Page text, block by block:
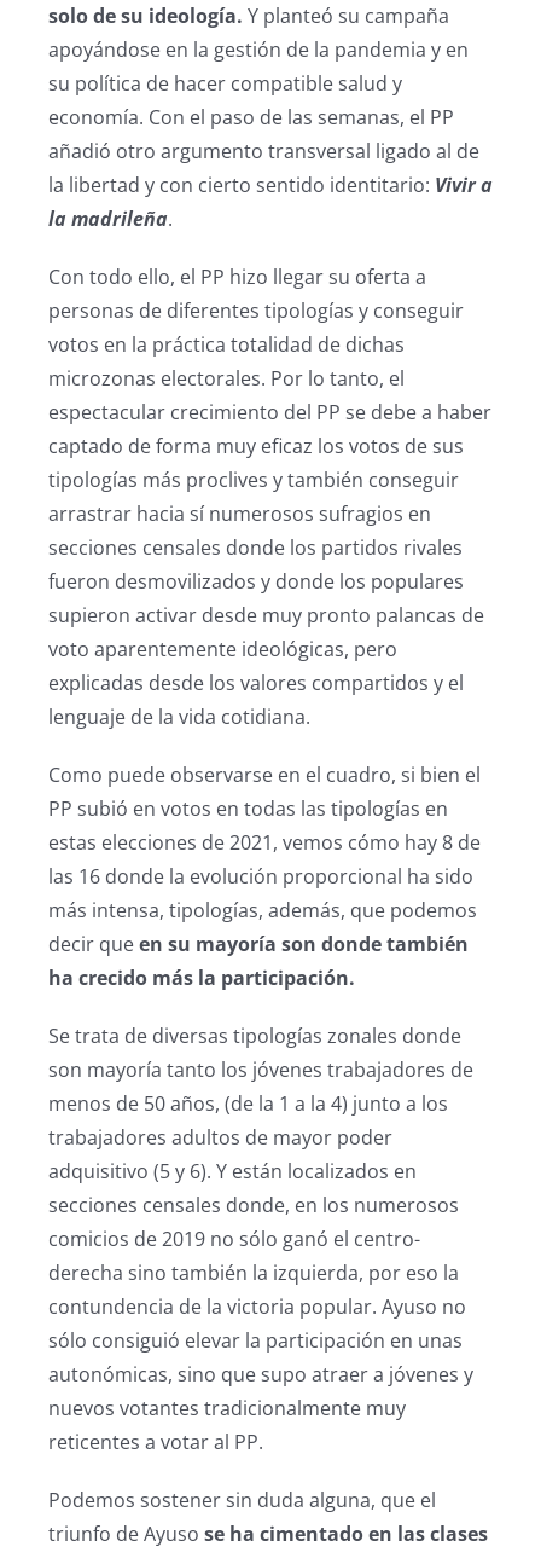
solo de su ideología. Y planteó su campaña
apoyándose en la gestión de la pandemia y en
su política de hacer compatible salud y
economía. Con el paso de las semanas, el PP
añadió otro argumento transversal ligado al de
la libertad y con cierto sentido identitario: Vivir a
la madrileña.
Con todo ello, el PP hizo llegar su oferta a
personas de diferentes tipologías y conseguir
votos en la práctica totalidad de dichas
microzonas electorales. Por lo tanto, el
espectacular crecimiento del PP se debe a haber
captado de forma muy eficaz los votos de sus
tipologías más proclives y también conseguir
arrastrar hacia sí numerosos sufragios en
secciones censales donde los partidos rivales
fueron desmovilizados y donde los populares
supieron activar desde muy pronto palancas de
voto aparentemente ideológicas, pero
explicadas desde los valores compartidos y el
lenguaje de la vida cotidiana.
Como puede observarse en el cuadro, si bien el
PP subió en votos en todas las tipologías en
estas elecciones de 2021, vemos cómo hay 8 de
las 16 donde la evolución proporcional ha sido
más intensa, tipologías, además, que podemos
decir queen su mayoría son donde también
ha crecido más la participación.
Se trata de diversas tipologías zonales donde
son mayoría tanto los jóvenes trabajadores de
menos de 50 años, (de la 1 a la 4) junto a los
trabajadores adultos de mayor poder
adquisitivo (5 y 6). Y están localizados en
secciones censales donde, en los numerosos
comicios de 2019 no sólo ganó el centro-
derecha sino también la izquierda, por eso la
contundencia de la victoria popular. Ayuso no
sólo consiguió elevar la participación en unas
autonómicas, sino que supo atraer a jóvenes y
nuevos votantes tradicionalmente muy
reticentes a votar al PP.
Podemos sostener sin duda alguna, que el
triunfo de Ayuso se ha cimentado en las clases